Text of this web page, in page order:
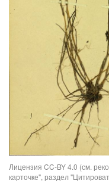
Лицензия CC-BY 4.0 (см.
карточке", раздел